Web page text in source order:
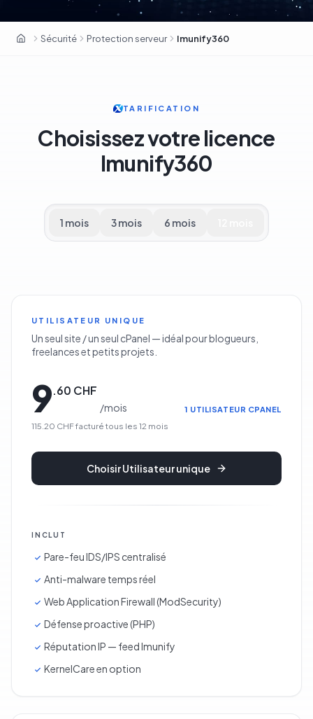
OxaHost Suisse
Sécurité Protection serveur Imunify360
TARIFICATION
Choisissez votre licence
Imunify360
1 mois 3 mois 6 mois
UTILISATEUR UNIQUE
Un seul site / un seul cPanel — idéal pour blogueurs,
freelances et petits projets.
9.60 CHF
/mois 1 UTILISATEUR CPANEL
115.20 CHFfacturé tous les 12 mois
ChoisirUtilisateur unique
INCLUT
Pare-feu IDS/IPS centralisé
Anti-malware temps réel
Web Application Firewall (ModSecurity)
Défense proactive (PHP)
Réputation IP — feed Imunify
KernelCare en option